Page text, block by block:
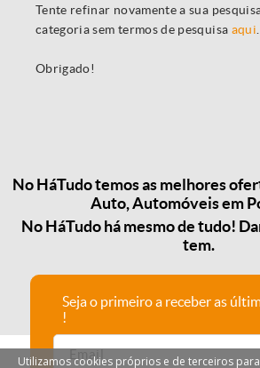
Tente refinar novamente a sua
categoria sem termos de pesquisa aqui
Obrigado!
No HáTudo temos as melhores
Auto, Automóveis em
No HáTudo há mesmo de tudo!
tem.
Seja o primeiro a receber as
!
Utilizamos cookies próprios e de terceiros